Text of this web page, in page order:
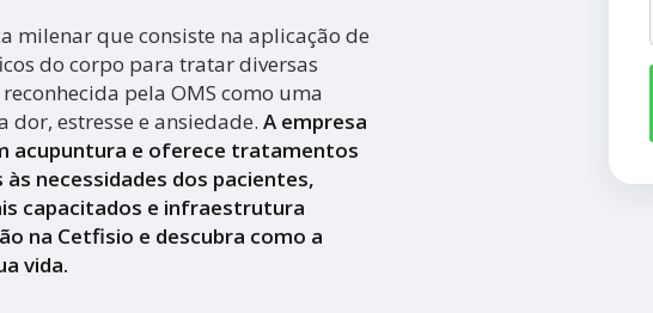
milenar que consiste na aplicação de
do corpo para tratar diversas
pela OMS como uma
estresse e ansiedade. A empresa
acupuntura e oferece tratamentos
necessidades dos pacientes,
capacitados e infraestrutura
na Cetfisio e descubra como a
vida.